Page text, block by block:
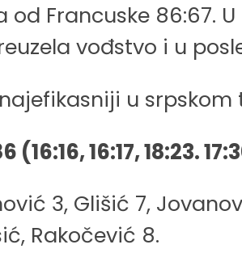
od Francuske 86:67.
vođstvo i u
u
16:17, 18:23.
3, Glišić 7,
Rakočević 8.